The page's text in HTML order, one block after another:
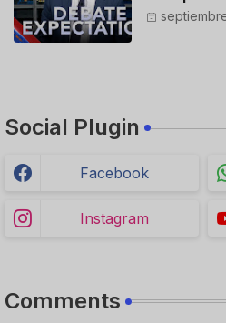
Porn
Social Plugin
Facebook
Instagram
Comments